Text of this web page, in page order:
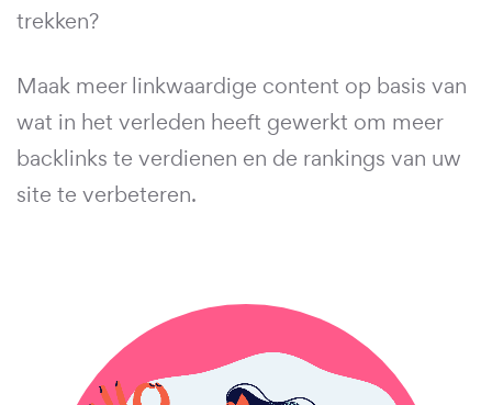
trekken?
Maak meer linkwaardige content op basis van
wat in het verleden heeft gewerkt om meer
backlinks te verdienen en de rankings van uw
site te verbeteren.